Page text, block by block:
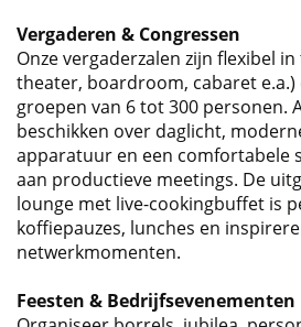
Vergaderen & Congressen
Onze vergaderzalen zijn flexibel
theater, boardroom, cabaret
groepen van 6 tot 300 personen.
beschikken over daglicht,
apparatuur en een comfortabele
aan productieve meetings. De
lounge met live-cookingbuffet is
koffiepauzes, lunches en
netwerkmomenten.
Feesten & Bedrijfsevenementen